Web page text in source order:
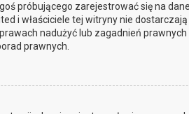
próbującego zarejestrować się na
i właściciele tej witryny nie
nadużyć lub zagadnień
prawnych.